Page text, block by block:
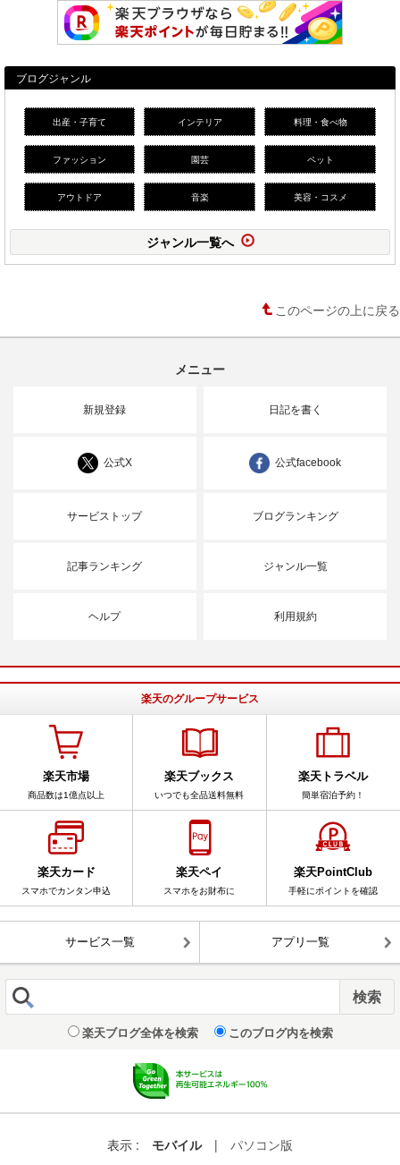
ブログジャンル
出産・子育て インテリア 料理・食べ物
ファッション 園芸 ペット
アウトドア 音楽 美容・コスメ
ジャンル一覧へ
このページの上に戻る
メニュー
新規登録 日記を書く
公式X 公式facebook
サービストップ ブログランキング
記事ランキング ジャンル一覧
ヘルプ 利用規約
楽天のグループサービス
楽天市場
商品数は1億点以上
楽天ブックス
いつでも全品送料無料
楽天トラベル
簡単宿泊予約！
楽天カード
スマホでカンタン申込
楽天ペイ
スマホをお財布に
楽天PointClub
手軽にポイントを確認
サービス一覧 アプリ一覧
楽天ブログ全体を検索 このブログ内を検索
表示 : モバイル |
パソコン版